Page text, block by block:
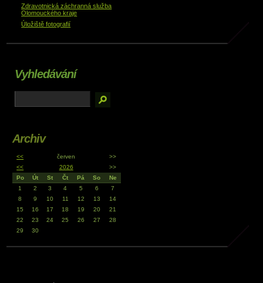
Zdravotnická záchranná služba
Olomouckého kraje
Úložiště fotografií
Vyhledávání
Archiv
<< červen
>>
<<
2026
>>
Po
Út St Čt Pá So
Ne
1
2 3 4 5 6
7
8
9 10 11 12 13
14
15
16 17 18 19 20
21
22
23 24 25 26 27
28
29
30